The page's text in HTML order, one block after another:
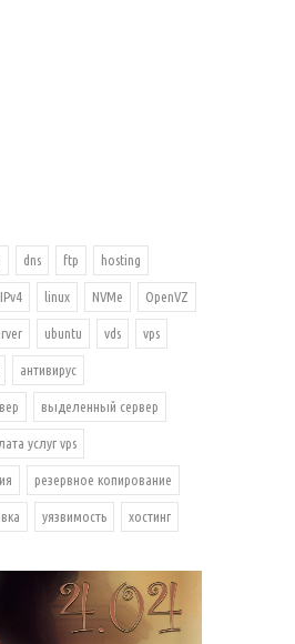
dns ftp hosting
IPv4 linux NVMe OpenVZ
ubuntu vds vps
антивирус
выделенный сервер
услуг vps
резервное копирование
уязвимость хостинг